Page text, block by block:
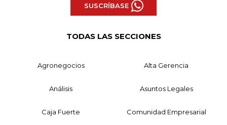
SUSCRÍBASE
TODAS LAS SECCIONES
Agronegocios Alta Gerencia
Análisis Asuntos Legales
Caja Fuerte Comunidad Empresarial